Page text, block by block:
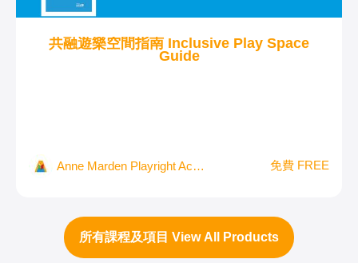
共融遊樂空間指南 Inclusive Play Space
Guide
Anne Marden Playright Academy 免費 FREE
所有課程及項目 View All Products